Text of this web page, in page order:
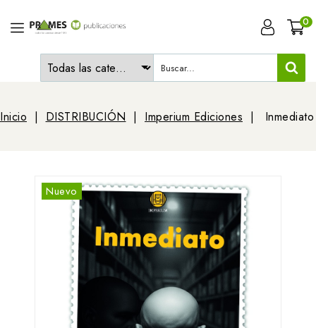
0
Inicio DISTRIBUCIÓN Imperium Ediciones Inmediato
Nuevo